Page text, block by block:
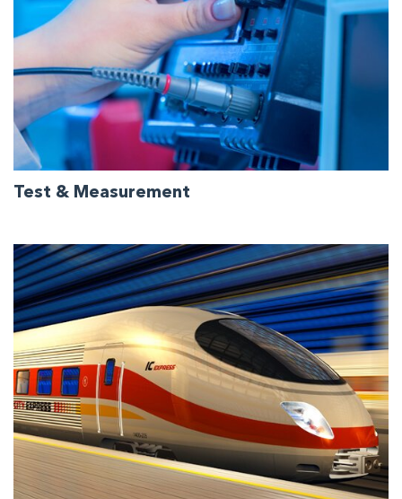
Collaboriamo con voi per offrirvi i più elevati standard
in campo Test & Measurement.
Test & Measurement